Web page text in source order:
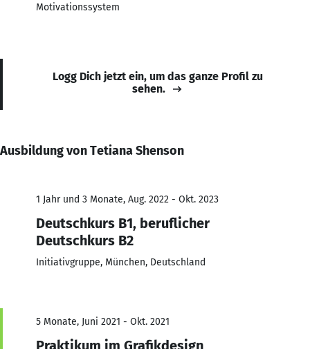
Motivationssystem
Logg Dich jetzt ein, um das ganze Profil zu
sehen.
Ausbildung von Tetiana Shenson
1 Jahr und 3 Monate, Aug. 2022 - Okt. 2023
Deutschkurs B1, beruflicher
Deutschkurs B2
Initiativgruppe, München, Deutschland
5 Monate, Juni 2021 - Okt. 2021
Praktikum im Grafikdesign